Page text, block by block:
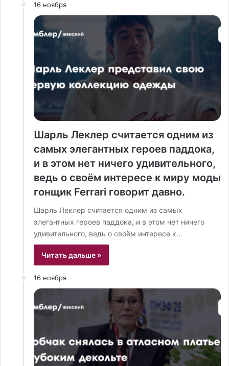
16 ноября
Шарль Леклер считается одним из
самых элегантных героев паддока,
и в этом нет ничего удивительного,
ведь о своём интересе к миру моды
гонщик Ferrari говорит давно.
Шарль Леклер считается одним из самых
элегантных героев паддока, и в этом нет ничего
удивительного, ведь о своём интересе к…
Читать дальше »
16 ноября